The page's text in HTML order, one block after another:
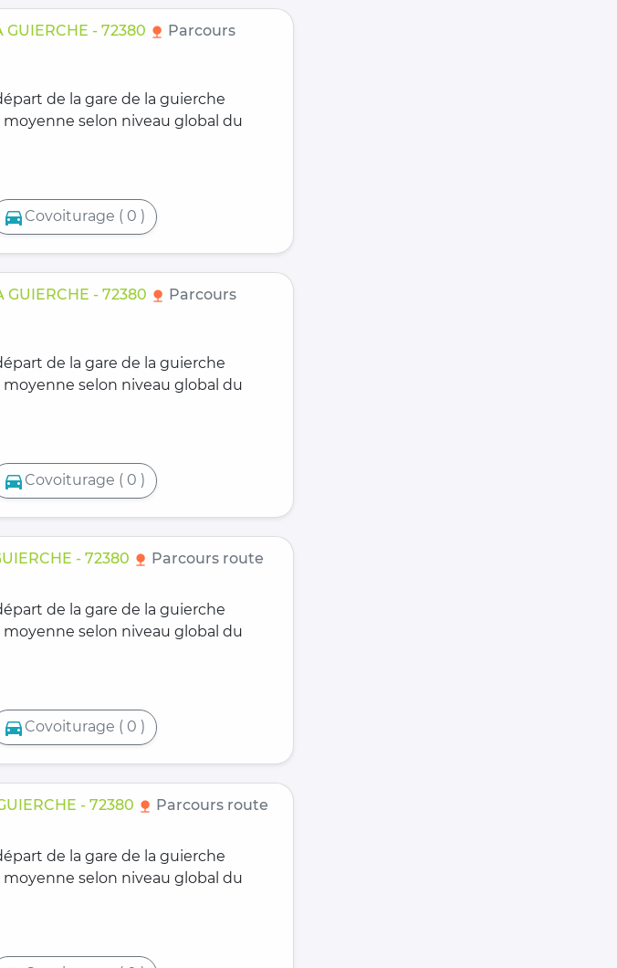
GUIERCHE - 72380 nature Parcours
de la gare de la guierche
selon niveau global du
directions_car Covoiturage ( 0 )
GUIERCHE - 72380 nature Parcours
de la gare de la guierche
selon niveau global du
directions_car Covoiturage ( 0 )
- 72380 nature Parcours route
de la gare de la guierche
selon niveau global du
directions_car Covoiturage ( 0 )
- 72380 nature Parcours route
de la gare de la guierche
selon niveau global du